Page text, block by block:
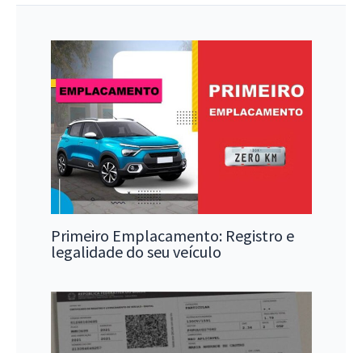
Primeiro Emplacamento: Registro e
legalidade do seu veículo